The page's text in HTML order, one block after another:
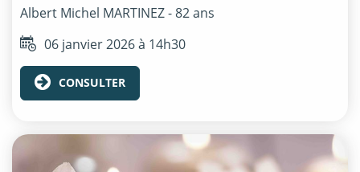
Albert Michel MARTINEZ- 82 ans
06 janvier 2026 à 14h30
CONSULTER